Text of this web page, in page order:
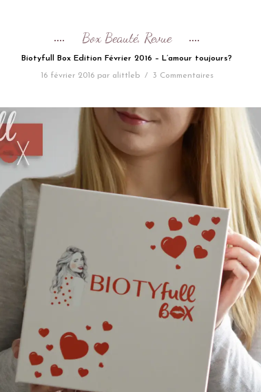
Box Beauté, Revue
Biotyfull Box Edition Février 2016 – L’amour toujours?
16 février 2016 par alittleb / 3 Commentaires